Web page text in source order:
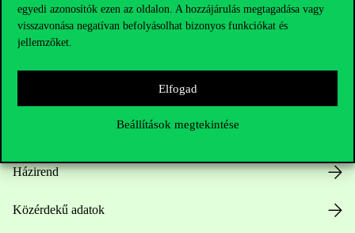
egyedi azonosítók ezen az oldalon. A hozzájárulás megtagadása vagy
visszavonása negatívan befolyásolhat bizonyos funkciókat és
jellemzőket.
Elfogad
Beállítások megtekintése
Házirend
Közérdekű adatok